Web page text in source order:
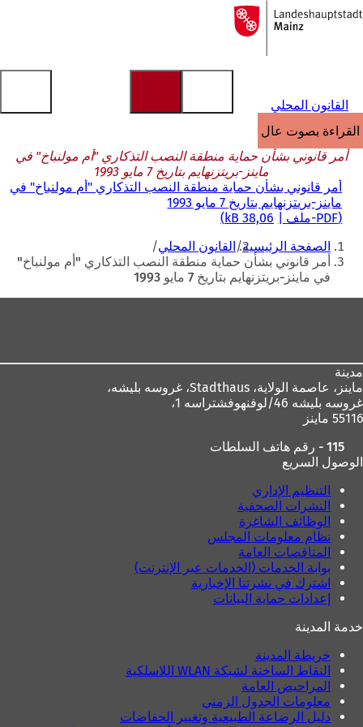
الانتقال إلى المحتوى
إلى
الصفحة
القانون المحلي
القراءة بصوت عالٍ
أمر قانوني بشأن حماية منطقة النصب التذكاري "أم مولنباخ" في
ماينز-بريتزنهايم بتاريخ 7 مايو 1993
أمر قانوني بشأن حماية منطقة النصب التذكاري "أم مولنباخ" في
ماينز-بريتزنهايم بتاريخ 7 مايو 1993
PDF-ملف 38,06 kB
أنت
هنا
الصفحة الرئيسية القانون المحلي
أمر قانوني بشأن حماية منطقة النصب التذكاري "أم مولنباخ"
في ماينز-بريتزنهايم بتاريخ 7 مايو 1993
مدينة
ماينز، عاصمة الولاية،
غروسه بليشه 46/لوفنهوفشتراسه 1،
55116 ماينز
115 - رقم هاتف السلطات
الوصول السريع
التنظيم الإداري
النشرات الصحفية
الوظائف الشاغرة
نظام معلومات المجلس
المناقصات العامة
بوابة الخدمات (الخدمات عبر الإنترنت)
اشترك في نشرتنا الإخبارية
إعدادات حماية البيانات
خدمة المدينة
خريطة المدينة
النقاط الساخنة لشبكة WLAN اللاسلكية
المراحيض العامة
معلومات الجدول الزمني
دليل الرضاعة الطبيعية وتغيير الحفاضات